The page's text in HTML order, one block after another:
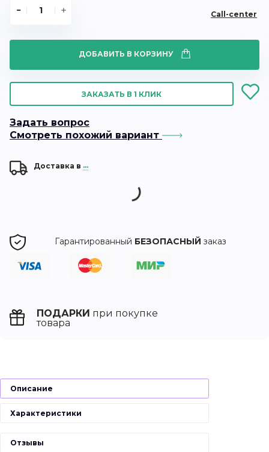
Call-center
ДОБАВИТЬ В КОРЗИНУ
ЗАКАЗАТЬ В 1 КЛИК
Задать вопрос
Смотреть похожий вариант
Доставка в ...
Гарантированный БЕЗОПАСНЫЙ заказ
ПОДАРКИ при покупке
товара
Описание
Характеристики
Отзывы